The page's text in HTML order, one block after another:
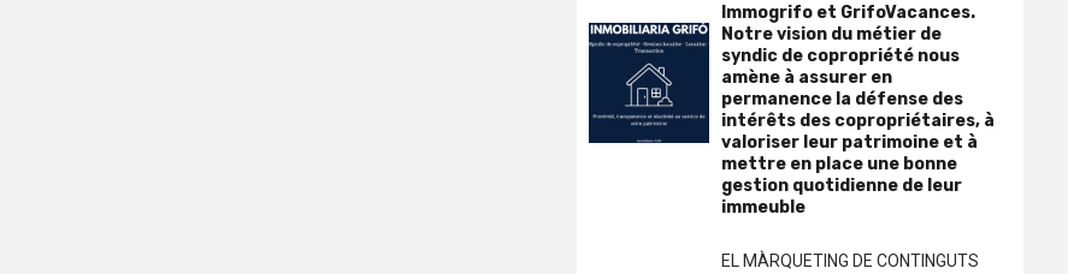
Immogrifo et GrifoVacances.
Notre vision du métier de
syndic de copropriété nous
amène à assurer en
permanence la défense des
intérêts des copropriétaires, à
valoriser leur patrimoine et à
mettre en place une bonne
gestion quotidienne de leur
immeuble
EL MÀRQUETING DE CONTINGUTS